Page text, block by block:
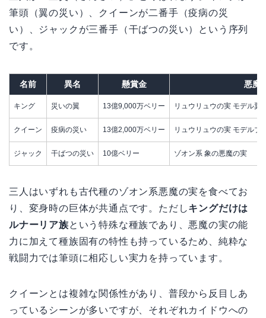
筆頭（翼の災い）、クイーンが二番手（疫病の災
い）、ジャックが三番手（干ばつの災い）という序列
です。
名前 異名 懸賞金 悪魔
キング 災いの翼 13億9,000万ベリー リュウリュウの実 モデル翼
クイーン 疫病の災い 13億2,000万ベリー リュウリュウの実 モデルブ
ジャック 干ばつの災い 10億ベリー ゾオン系 象の悪魔の実
三人はいずれも古代種のゾオン系悪魔の実を食べてお
り、変身時の巨体が共通点です。ただしキングだけは
ルナーリア族という特殊な種族であり、悪魔の実の能
力に加えて種族固有の特性も持っているため、純粋な
戦闘力では筆頭に相応しい実力を持っています。
クイーンとは複雑な関係性があり、普段から反目しあ
っているシーンが多いですが、それぞれカイドウへの